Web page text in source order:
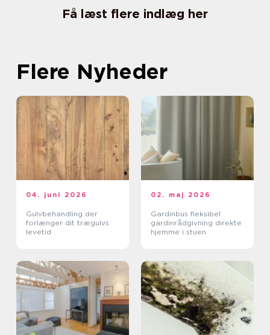
Få læst flere indlæg her
Flere Nyheder
04. juni 2026
Gulvbehandling der
forlænger dit trægulvs
levetid
02. maj 2026
Gardinbus fleksibel
gardinrådgivning direkte
hjemme i stuen